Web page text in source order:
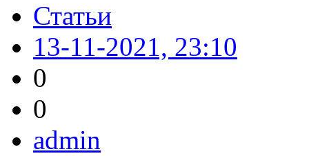
Статьи
13-11-2021, 23:10
0
0
admin